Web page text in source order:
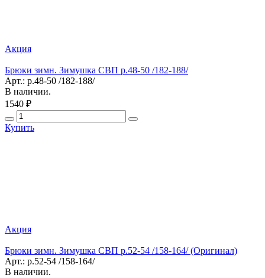
Акция
Брюки зимн. Зимушка СВП р.48-50 /182-188/
Арт.: р.48-50 /182-188/
В наличии.
1540 ₽
Купить
Акция
Брюки зимн. Зимушка СВП р.52-54 /158-164/ (Оригинал)
Арт.: р.52-54 /158-164/
В наличии.